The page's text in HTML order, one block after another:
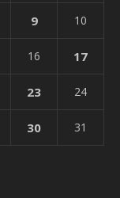
9 10
16 17
23 24
30 31